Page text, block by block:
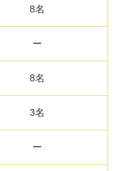
8名
ー
8名
3名
ー